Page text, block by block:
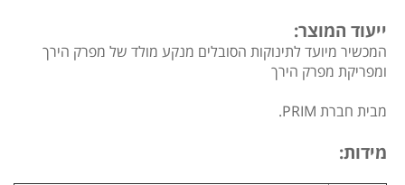
ייעוד המוצר:
המכשיר מיועד לתינוקות הסובלים מנקע מולד של מפרק הירך
ומפריקת מפרק הירך
מבית חברת PRIM.
מידות: